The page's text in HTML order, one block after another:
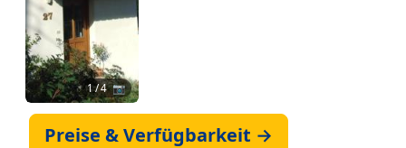
1/ 4 📷
Preise & Verfügbarkeit →